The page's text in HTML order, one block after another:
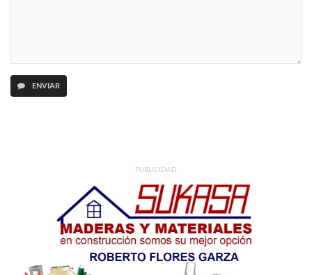
ENVIAR
PUBLICIDAD